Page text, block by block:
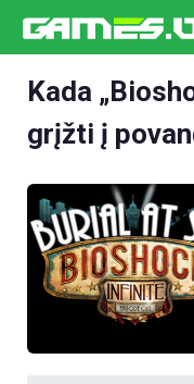
ESPORTAS
GELEŽIS
VIDEO
ŽAIDIMAI
Kada
grįžti į